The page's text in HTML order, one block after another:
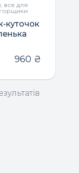
все для
куточок
960 ₴